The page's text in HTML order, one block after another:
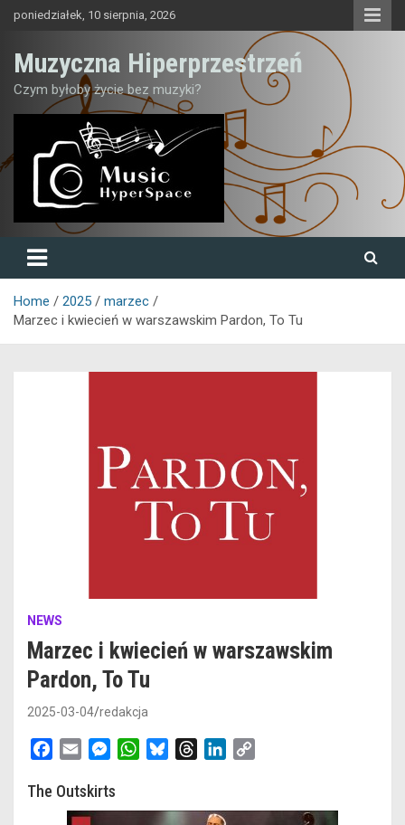
poniedziałek, 10 sierpnia, 2026
Muzyczna Hiperprzestrzeń
Czym byłoby życie bez muzyki?
Home 2025
marzec
Marzec i kwiecień w warszawskim Pardon, To Tu
NEWS
Marzec i kwiecień w warszawskim
Pardon, To Tu
2025-03-04 redakcja
c
a
i
M
s
s
W
t
e
e
k
y
The Outskirts